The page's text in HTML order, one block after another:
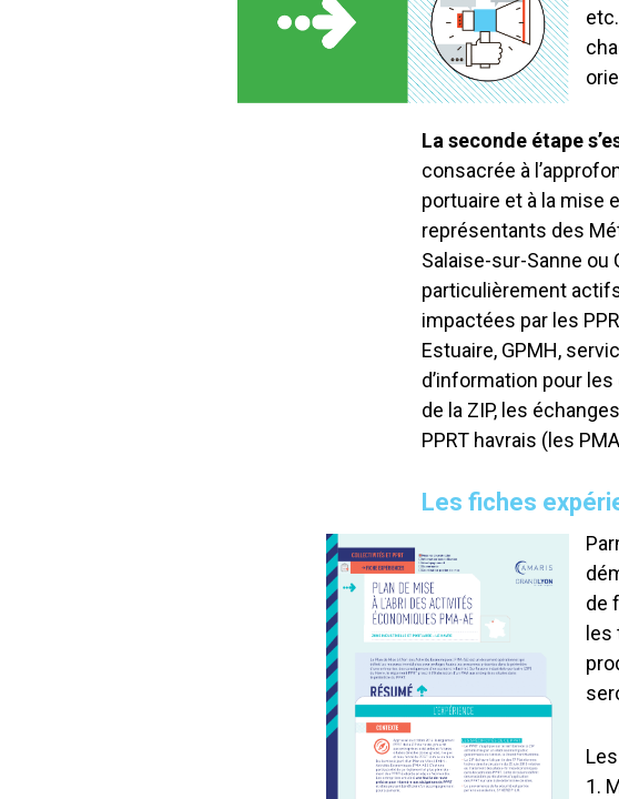
La seconde étape
consacrée à
portuaire et à la mise
représentants des
Salaise-sur-Sanne
particulièrement
impactées par les
Estuaire, GPMH,
d’information pour
de la ZIP, les
PPRT havrais (les
Les fiches
de
Les
1.